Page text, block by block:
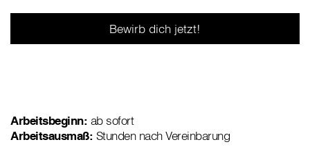
Bewirb dich jetzt!
Arbeitsbeginn: ab sofort
Arbeitsausmaß: Stunden nach Vereinbarung